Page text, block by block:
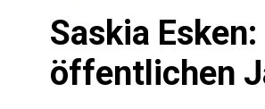
Saskia
öffentlichen